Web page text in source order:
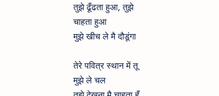
तुझे ढूँढता हुआ, तुझे
चाहता हुआ
मुझे खीच ले मै दौडूंगा
तेरे पवित्र स्थान में तू
मुझे ले चल